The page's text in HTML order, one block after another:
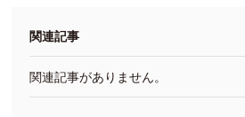
関連記事
関連記事がありません。